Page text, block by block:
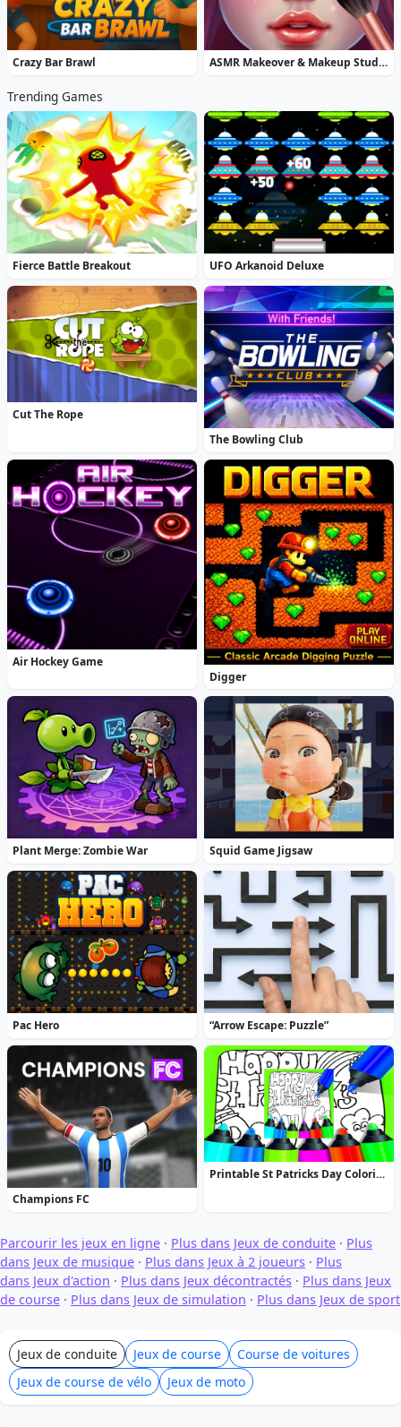
Crazy Bar Brawl ASMR Makeover & Makeup Studio
Trending Games
Fierce Battle Breakout UFO Arkanoid Deluxe
Cut The Rope
The Bowling Club
Air Hockey Game
Digger
Plant Merge: Zombie War Squid Game Jigsaw
Pac Hero “Arrow Escape: Puzzle”
Champions FC
Printable St Patricks Day Coloring Pages
Parcourir les jeux en ligne · Plus dans Jeux de conduite · Plus
dans Jeux de musique · Plus dans Jeux à 2 joueurs · Plus
dans Jeux d'action · Plus dans Jeux décontractés · Plus dans Jeux
de course · Plus dans Jeux de simulation · Plus dans Jeux de sport
Jeux de conduite Jeux de course
Course de voitures
Jeux de course de vélo
Jeux de moto